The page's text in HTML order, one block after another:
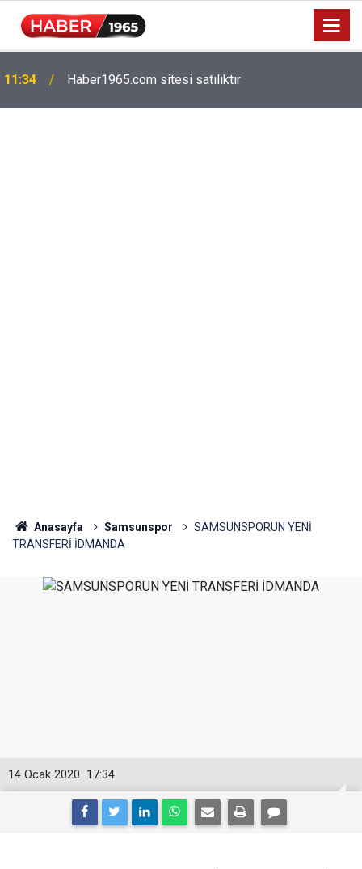
15:52
hesaplarda
Anasayfa Samsunspor
SAMSUNSPORUN YENİ
TRANSFERİ İDMANDA
17:34
14 Ocak 2020